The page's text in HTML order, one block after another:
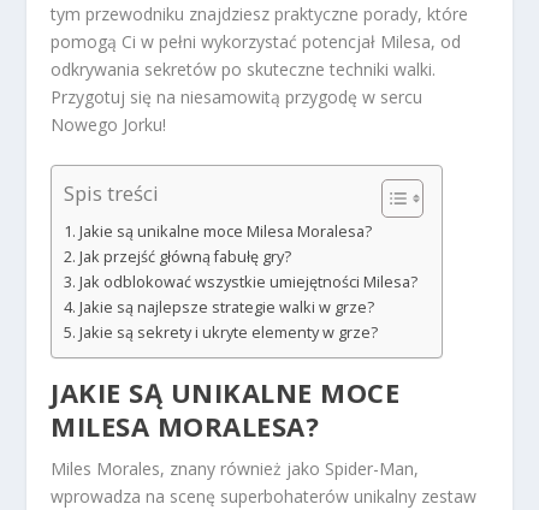
tym przewodniku znajdziesz praktyczne porady, które
pomogą Ci w pełni wykorzystać potencjał Milesa, od
odkrywania sekretów po skuteczne techniki walki.
Przygotuj się na niesamowitą przygodę w sercu
Nowego Jorku!
Spis treści
Jakie są unikalne moce Milesa Moralesa?
Jak przejść główną fabułę gry?
Jak odblokować wszystkie umiejętności Milesa?
Jakie są najlepsze strategie walki w grze?
Jakie są sekrety i ukryte elementy w grze?
JAKIE SĄ UNIKALNE MOCE
MILESA MORALESA?
Miles Morales, znany również jako Spider-Man,
wprowadza na scenę superbohaterów unikalny zestaw